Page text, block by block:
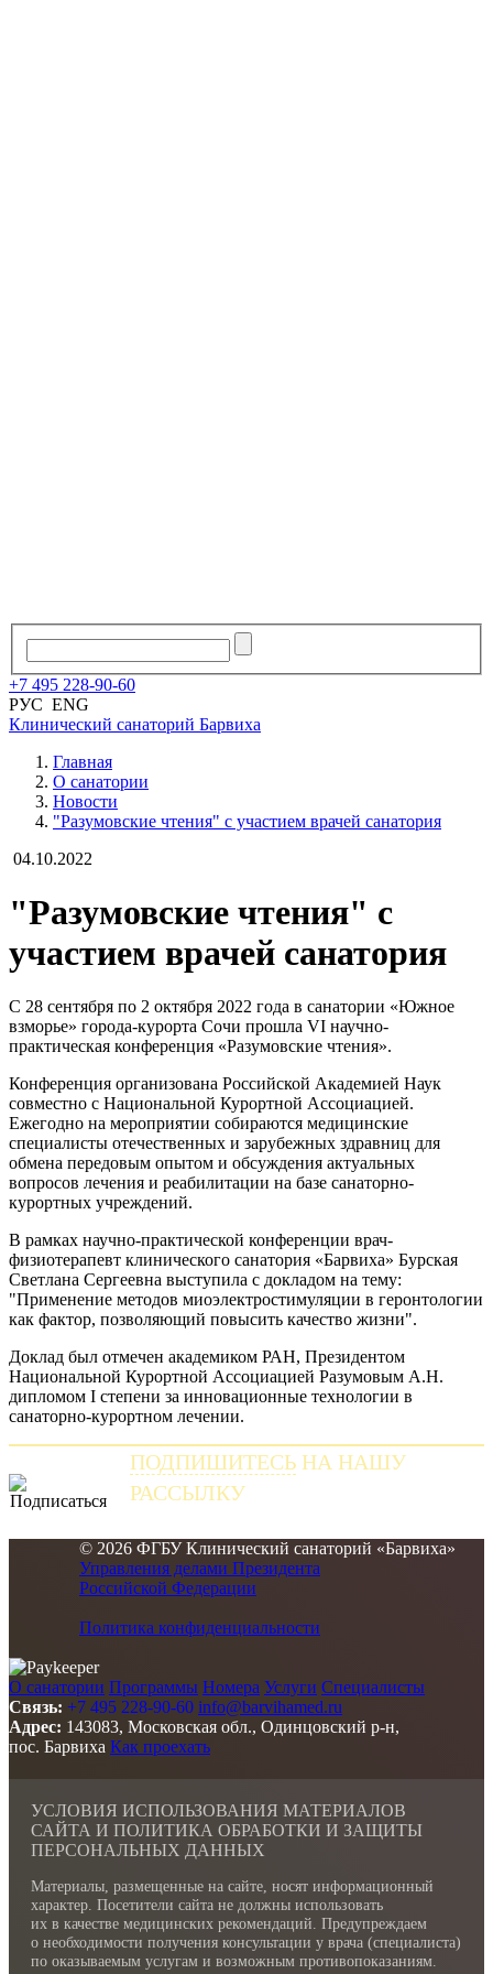
+7 495 228-90-60
РУС ENG
Клинический санаторий Барвиха
Главная
О санатории
Новости
"Разумовские чтения" с участием врачей санатория
04.10.2022
"Разумовские чтения" с
участием врачей санатория
C 28 сентября по 2 октября 2022 года в санатории «Южное
взморье» города-курорта Сочи прошла VI научно-
практическая конференция «Разумовские чтения».
Конференция организована Российской Академией Наук
совместно с Национальной Курортной Ассоциацией.
Ежегодно на мероприятии собираются медицинские
специалисты отечественных и зарубежных здравниц для
обмена передовым опытом и обсуждения актуальных
вопросов лечения и реабилитации на базе санаторно-
курортных учреждений.
В рамках научно-практической конференции врач-
физиотерапевт клинического санатория «Барвиха» Бурская
Светлана Сергеевна выступила с докладом на тему:
"Применение методов миоэлектростимуляции в геронтологии
как фактор, позволяющий повысить качество жизни".
Доклад был отмечен академиком РАН, Президентом
Национальной Курортной Ассоциацией Разумовым А.Н.
дипломом I степени за инновационные технологии в
санаторно-курортном лечении.
ПОДПИШИТЕСЬ НА НАШУ
РАССЫЛКУ
© 2026 ФГБУ Клинический санаторий «Барвиха»
Управления делами Президента
Российской Федерации
Политика конфиденциальности
О санатории Программы Номера Услуги Специалисты
Связь: +7 495 228-90-60 info@barvihamed.ru
Адрес: 143083, Московская обл., Одинцовский р-н,
пос. Барвиха Как проехать
УСЛОВИЯ ИСПОЛЬЗОВАНИЯ МАТЕРИАЛОВ
САЙТА И ПОЛИТИКА ОБРАБОТКИ И ЗАЩИТЫ
ПЕРСОНАЛЬНЫХ ДАННЫХ
Материалы, размещенные на сайте, носят информационный
характер. Посетители сайта не должны использовать
их в качестве медицинских рекомендаций. Предупреждаем
о необходимости получения консультации у врача (специалиста)
по оказываемым услугам и возможным противопоказаниям.